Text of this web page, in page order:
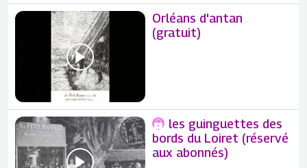
Orléans d'antan
(gratuit)
les guinguettes des
bords du Loiret (réservé
aux abonnés)